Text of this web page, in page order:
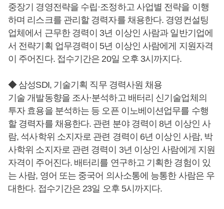
중장기 경영전략을 수립·조정하고 사업별 전략을 이행
하며 리스크를 관리할 경력자를 채용한다. 경영컨설팅
업체에서 근무한 경력이 3년 이상인 사람과 일반기업에
서 전략기획 업무경력이 5년 이상인 사람에게 지원자격
이 주어진다. 접수기간은 20일 오후 3시까지다.
◆ 삼성SDI, 기술기획 직무 경력사원 채용
기술 개발동향을 조사·분석하고 배터리 신기술업체의
투자 효용을 분석하는 등 오픈 이노베이션업무를 수행
할 경력자를 채용한다. 관련 분야 경력이 8년 이상인 사
람, 석사학위 소지자로 관련 경력이 6년 이상인 사람, 박
사학위 소지자로 관련 경력이 3년 이상인 사람에게 지원
자격이 주어진다. 배터리를 연구하고 기획한 경험이 있
는 사람, 영어 또는 중국어 의사소통에 능통한 사람은 우
대한다. 접수기간은 23일 오후 5시까지다.